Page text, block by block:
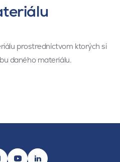
prostredníctvom ktorých si
daného materiálu.